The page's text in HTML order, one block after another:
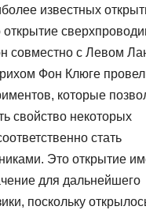
известных
совместно с Левом
Фон Клюге
которые
свойство некоторых
стать
Это открытие
для дальнейшего
поскольку